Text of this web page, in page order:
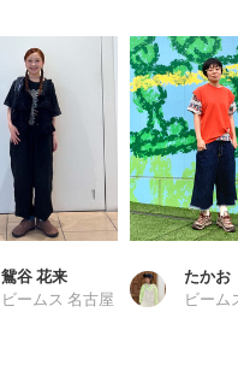
鴛谷 花来
ビームス 名古屋
たかお
ビーム